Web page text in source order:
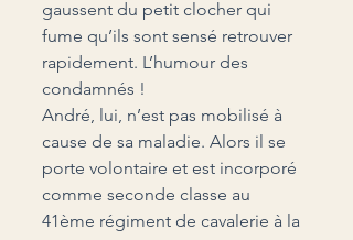
gaussent du petit clocher qui
fume qu’ils sont sensé retrouver
rapidement. L’humour des
condamnés !
André, lui, n’est pas mobilisé à
cause de sa maladie. Alors il se
porte volontaire et est incorporé
comme seconde classe au
41ème régiment de cavalerie à la